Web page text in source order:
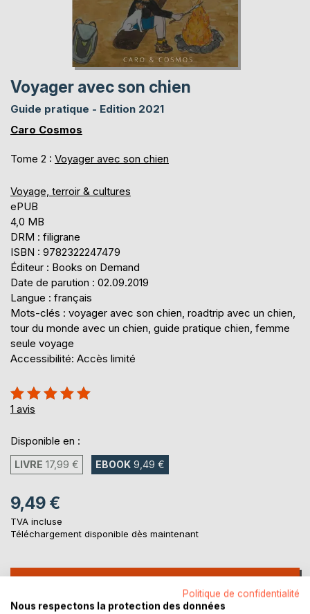
Voyager avec son chien
Guide pratique - Edition 2021
Caro Cosmos
Tome 2 : Voyager avec son chien
Voyage, terroir & cultures
ePUB
4,0 MB
DRM : filigrane
ISBN : 9782322247479
Éditeur : Books on Demand
Date de parution : 02.09.2019
Langue : français
Mots-clés : voyager avec son chien, roadtrip avec un chien,
tour du monde avec un chien, guide pratique chien, femme
seule voyage
Accessibilité: Accès limité
Évaluation:
100%
1 avis
Disponible en :
LIVRE 17,99 € EBOOK 9,49 €
9,49 €
TVA incluse
Téléchargement disponible dès maintenant
Politique de confidentialité
Nous respectons la protection des données